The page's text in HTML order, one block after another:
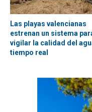
Las playas valencianas
estrenan un sistema
vigilar la calidad del
tiempo real